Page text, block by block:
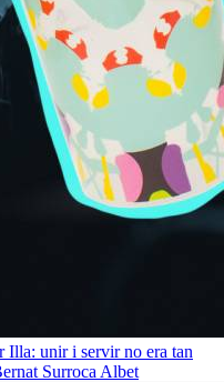
Illa: unir i servir no era tan
Surroca Albet